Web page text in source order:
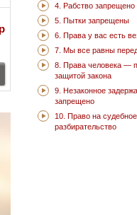
4. Рабство запрещено
5. Пытки запрещены
6. Права у вас есть
7. Мы все равны
8. Права человека —
защитой закона
9. Незаконное
запрещено
10. Право на судебное
разбирательство